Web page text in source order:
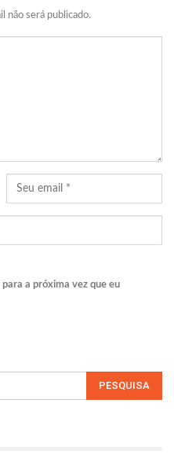
não será publicado.
a próxima vez que eu